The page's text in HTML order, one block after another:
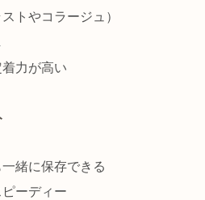
トやコラージュ）
力が高い
緒に保存できる
ーディー